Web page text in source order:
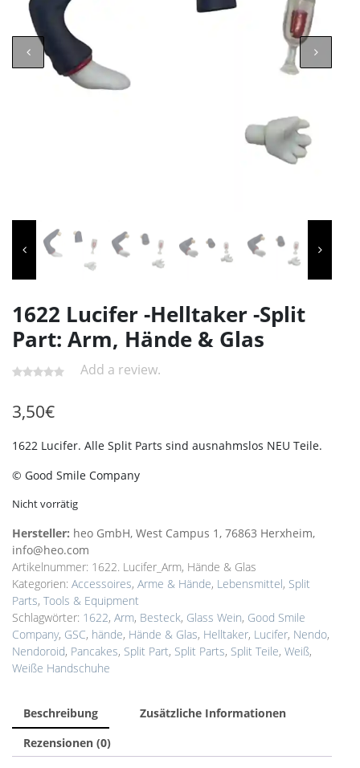
1622 Lucifer -Helltaker -Split
Part: Arm, Hände & Glas
Add a review.
3,50€
1622 Lucifer. Alle Split Parts sind ausnahmslos NEU Teile.
© Good Smile Company
Nicht vorrätig
Hersteller: heo GmbH, West Campus 1, 76863 Herxheim,
info@heo.com
Artikelnummer: 1622. Lucifer_Arm, Hände & Glas
Kategorien: Accessoires, Arme & Hände, Lebensmittel, Split
Parts, Tools & Equipment
Schlagwörter: 1622, Arm, Besteck, Glass Wein, Good Smile
Company, GSC, hände, Hände & Glas, Helltaker, Lucifer, Nendo,
Nendoroid, Pancakes, Split Part, Split Parts, Split Teile, Weiß,
Weiße Handschuhe
Beschreibung
Zusätzliche Informationen
Rezensionen (0)